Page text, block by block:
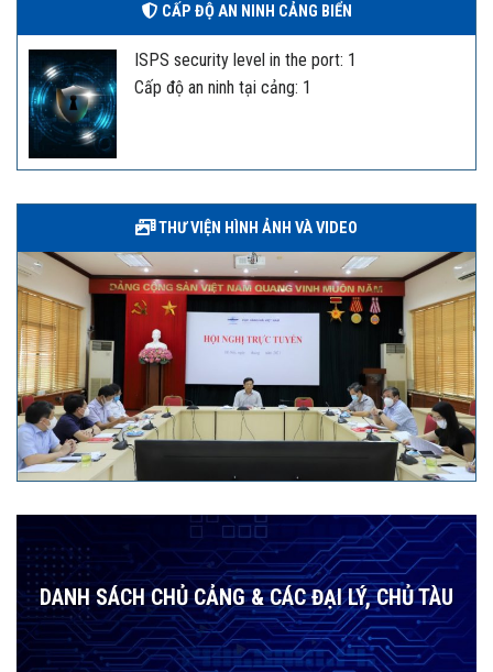
CẤP ĐỘ AN NINH CẢNG BIỂN
ISPS security level in the port: 1
Cấp độ an ninh tại cảng: 1
THƯ VIỆN HÌNH ẢNH VÀ VIDEO
DANH SÁCH CHỦ CẢNG & CÁC ĐẠI LÝ, CHỦ TÀU